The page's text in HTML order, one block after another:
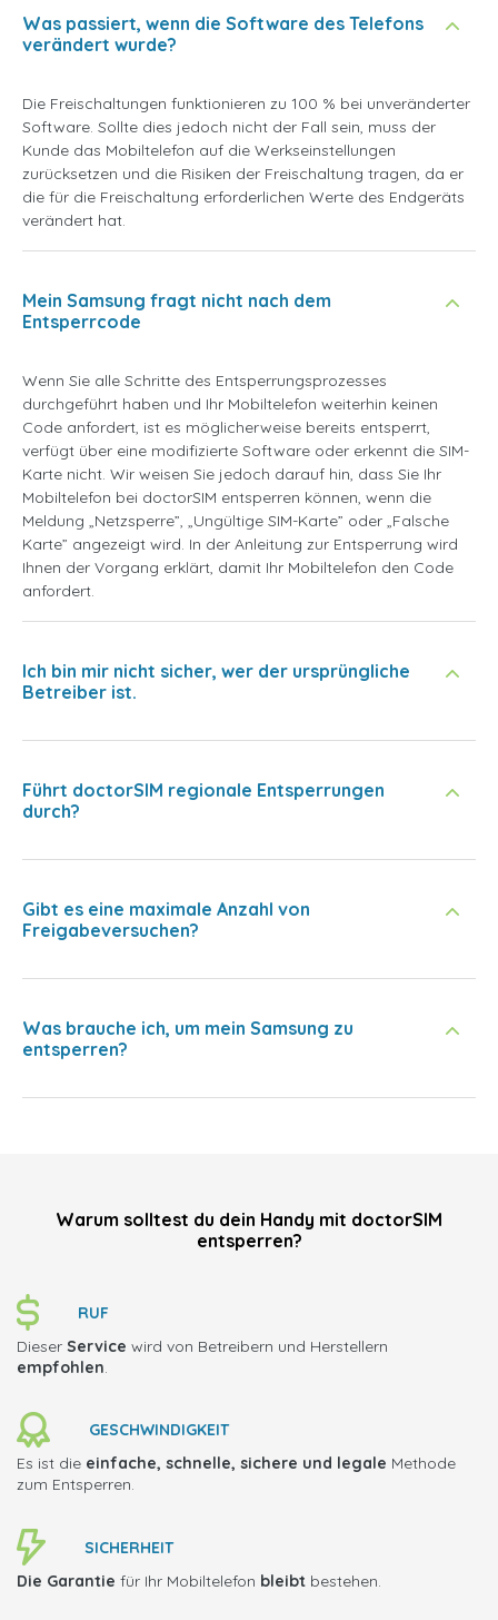
Was passiert, wenn die Software des Telefons
verändert wurde?
Die Freischaltungen funktionieren zu 100 % bei unveränderter
Software. Sollte dies jedoch nicht der Fall sein, muss der
Kunde das Mobiltelefon auf die Werkseinstellungen
zurücksetzen und die Risiken der Freischaltung tragen, da er
die für die Freischaltung erforderlichen Werte des Endgeräts
verändert hat.
Mein Samsung fragt nicht nach dem
Entsperrcode
Wenn Sie alle Schritte des Entsperrungsprozesses
durchgeführt haben und Ihr Mobiltelefon weiterhin keinen
Code anfordert, ist es möglicherweise bereits entsperrt,
verfügt über eine modifizierte Software oder erkennt die SIM-
Karte nicht. Wir weisen Sie jedoch darauf hin, dass Sie Ihr
Mobiltelefon bei doctorSIM entsperren können, wenn die
Meldung „Netzsperre”, „Ungültige SIM-Karte” oder „Falsche
Karte” angezeigt wird. In der Anleitung zur Entsperrung wird
Ihnen der Vorgang erklärt, damit Ihr Mobiltelefon den Code
anfordert.
Ich bin mir nicht sicher, wer der ursprüngliche
Betreiber ist.
Führt doctorSIM regionale Entsperrungen
durch?
Gibt es eine maximale Anzahl von
Freigabeversuchen?
Was brauche ich, um mein Samsung zu
entsperren?
Warum solltest du dein Handy mit doctorSIM
entsperren?
RUF
Dieser Service wird von Betreibern und Herstellern
empfohlen.
GESCHWINDIGKEIT
Es ist die einfache, schnelle, sichere und legale Methode
zum Entsperren.
SICHERHEIT
Die Garantie für Ihr Mobiltelefon bleibt bestehen.